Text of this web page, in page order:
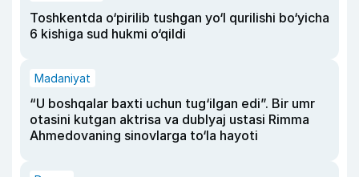
Toshkentda o‘pirilib tushgan yo‘l qurilishi bo‘yicha
6 kishiga sud hukmi o‘qildi
Madaniyat
“U boshqalar baxti uchun tug‘ilgan edi”. Bir umr
otasini kutgan aktrisa va dublyaj ustasi Rimma
Ahmedovaning sinovlarga to‘la hayoti